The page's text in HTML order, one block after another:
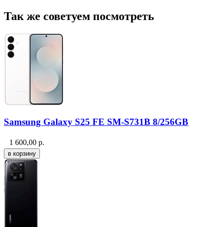
Так же советуем посмотреть
Samsung Galaxy S25 FE SM-S731B 8/256GB
1 600,00 р.